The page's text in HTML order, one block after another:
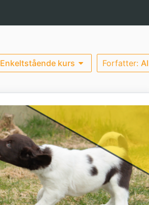
Enkeltstående kurs Forfatter: